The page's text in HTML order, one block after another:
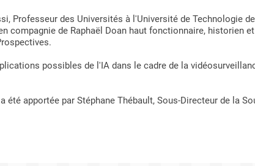
Professeur des Universités à l'Université de Technologie
compagnie de Raphaël Doan haut fonctionnaire, historien
possibles de l'IA dans le cadre de la
été apportée par Stéphane Thébault, Sous-Directeur de la